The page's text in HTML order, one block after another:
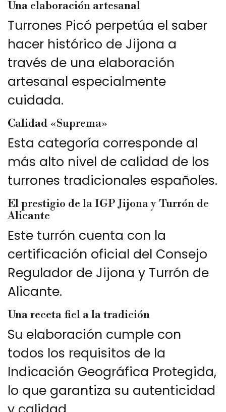
Una elaboración artesanal
Turrones Picó perpetúa el saber
hacer histórico de Jijona a
través de una elaboración
artesanal especialmente
cuidada.
Calidad «Suprema»
Esta categoría corresponde al
más alto nivel de calidad de los
turrones tradicionales españoles.
El prestigio de la IGP Jijona y Turrón de
Alicante
Este turrón cuenta con la
certificación oficial del Consejo
Regulador de Jijona y Turrón de
Alicante.
Una receta fiel a la tradición
Su elaboración cumple con
todos los requisitos de la
Indicación Geográfica Protegida,
lo que garantiza su autenticidad